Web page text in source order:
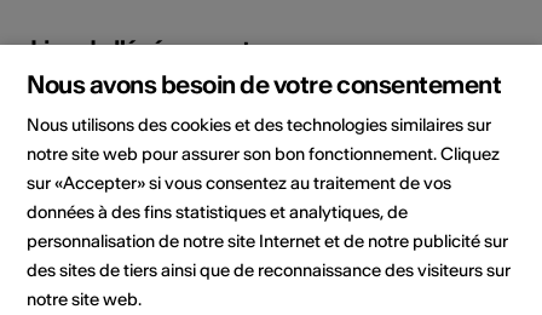
Lieu de l'événement
Nous avons besoin de votre consentement
Nous utilisons des cookies et des technologies similaires sur
notre site web pour assurer son bon fonctionnement. Cliquez
sur «Accepter» si vous consentez au traitement de vos
données à des fins statistiques et analytiques, de
personnalisation de notre site Internet et de notre publicité sur
des sites de tiers ainsi que de reconnaissance des visiteurs sur
notre site web.